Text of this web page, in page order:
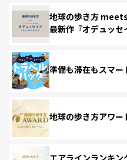
地球の歩き方
最新作『オデュッセ
準備も滞在もスマ
地球の歩き方アワ
エアラインランキ